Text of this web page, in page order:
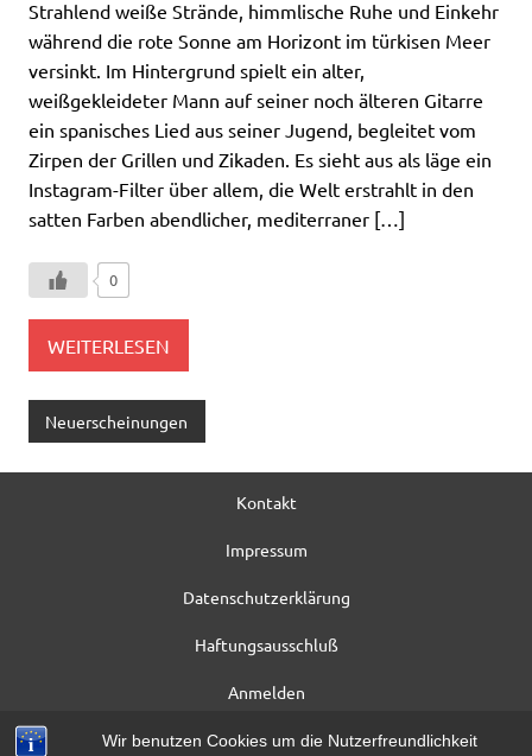
Wir benutzen Cookies um die Nutzerfreundlichkeit
Strahlend weiße Strände, himmlische Ruhe und Einkehr
während die rote Sonne am Horizont im türkisen Meer
versinkt. Im Hintergrund spielt ein alter,
weißgekleideter Mann auf seiner noch älteren Gitarre
ein spanisches Lied aus seiner Jugend, begleitet vom
Zirpen der Grillen und Zikaden. Es sieht aus als läge ein
Instagram-Filter über allem, die Welt erstrahlt in den
satten Farben abendlicher, mediterraner […]
0
WEITERLESEN
Neuerscheinungen
Kontakt
Impressum
Datenschutzerklärung
Haftungsausschluß
Anmelden
Registrieren